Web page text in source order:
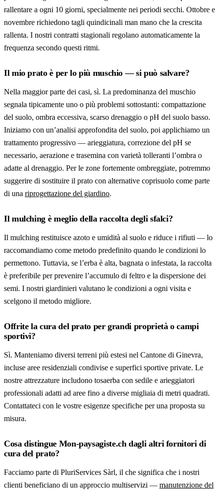
rallentare a ogni 10 giorni, specialmente nei periodi secchi. Ottobre e
novembre richiedono tagli quindicinali man mano che la crescita
rallenta. I nostri contratti stagionali regolano automaticamente la
frequenza secondo questi ritmi.
Il mio prato è per lo più muschio — si può salvare?
Nella maggior parte dei casi, sì. La predominanza del muschio
segnala tipicamente uno o più problemi sottostanti: compattazione
del suolo, ombra eccessiva, scarso drenaggio o pH del suolo basso.
Iniziamo con un’analisi approfondita del suolo, poi applichiamo un
trattamento progressivo — arieggiatura, correzione del pH se
necessario, aerazione e trasemina con varietà tolleranti l’ombra o
adatte al drenaggio. Per le zone fortemente ombreggiate, potremmo
suggerire di sostituire il prato con alternative coprisuolo come parte
di una riprogettazione del giardino.
Il mulching è meglio della raccolta degli sfalci?
Il mulching restituisce azoto e umidità al suolo e riduce i rifiuti — lo
raccomandiamo come metodo predefinito quando le condizioni lo
permettono. Tuttavia, se l’erba è alta, bagnata o infestata, la raccolta
è preferibile per prevenire l’accumulo di feltro e la dispersione dei
semi. I nostri giardinieri valutano le condizioni a ogni visita e
scelgono il metodo migliore.
Offrite la cura del prato per grandi proprietà o campi
sportivi?
Sì. Manteniamo diversi terreni più estesi nel Cantone di Ginevra,
incluse aree residenziali condivise e superfici sportive private. Le
nostre attrezzature includono tosaerba con sedile e arieggiatori
professionali adatti ad aree fino a diverse migliaia di metri quadrati.
Contattateci con le vostre esigenze specifiche per una proposta su
misura.
Cosa distingue Mon-paysagiste.ch dagli altri fornitori di
cura del prato?
Facciamo parte di PluriServices Sàrl, il che significa che i nostri
clienti beneficiano di un approccio multiservizi — manutenzione del